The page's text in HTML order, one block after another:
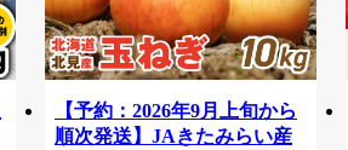
【予約：2026年9月上旬から
順次発送】JAきたみらい産